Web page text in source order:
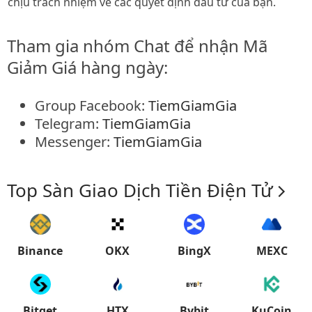
Tham gia nhóm Chat để nhận Mã
Giảm Giá hàng ngày:
Group Facebook: TiemGiamGia
Telegram: TiemGiamGia
Messenger: TiemGiamGia
Top Sàn Giao Dịch Tiền Điện Tử
Binance OKX BingX MEXC